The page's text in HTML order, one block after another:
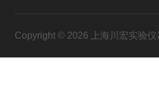
Copyright © 2026 上海川宏实验